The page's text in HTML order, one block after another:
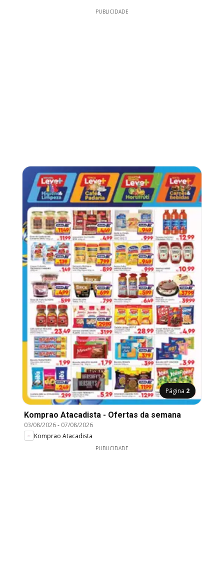
PUBLICIDADE
Página 2
Komprao Atacadista - Ofertas da semana
03/08/2026- 07/08/2026
Komprao Atacadista
PUBLICIDADE